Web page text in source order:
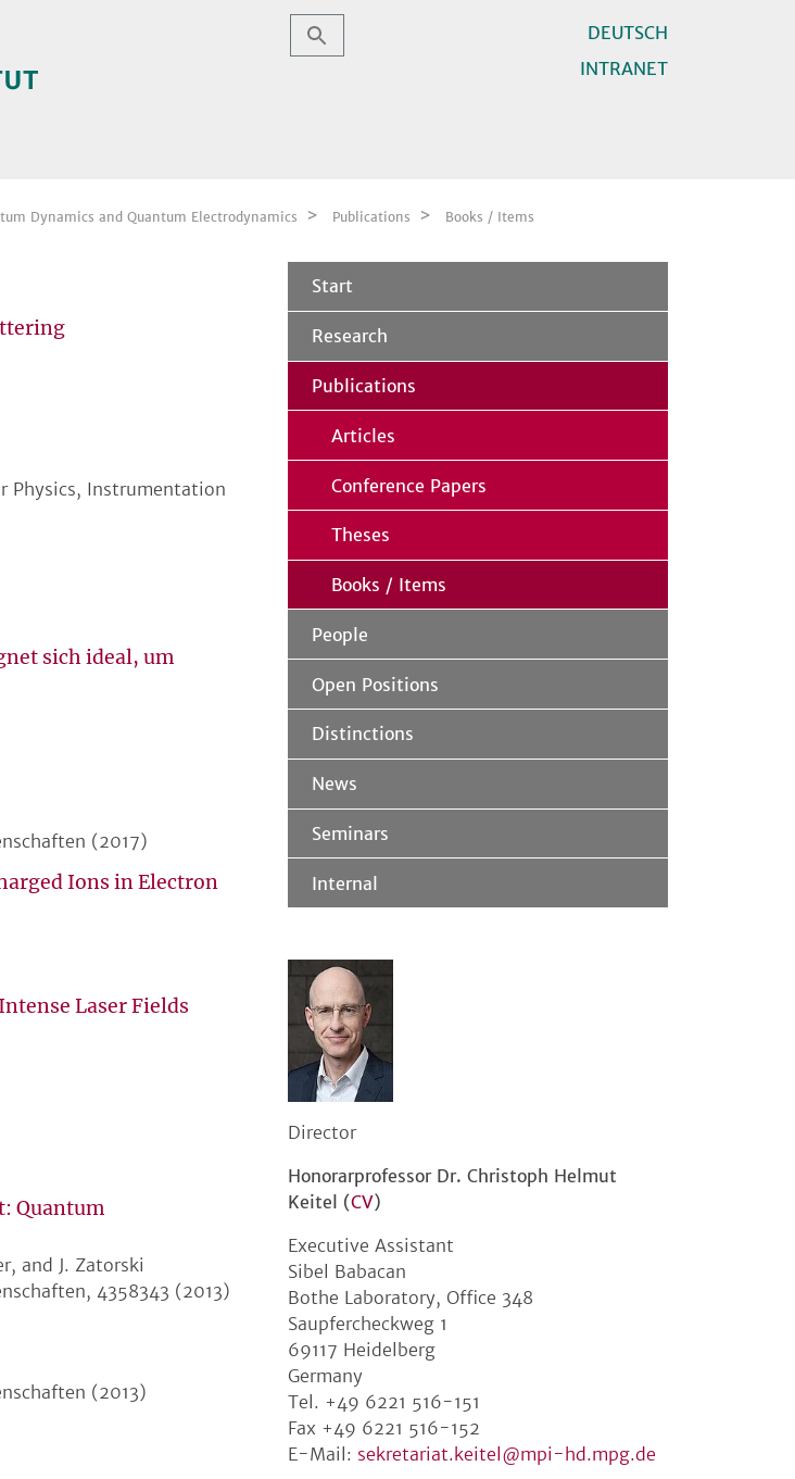
DEUTSCH
INTRANET
Dynamics and Quantum Electrodynamics Publications Books / Items
Physics, Instrumentation
sich ideal, um
(2017)
Ions in Electron
Laser Fields
Quantum
and J. Zatorski
4358343 (2013)
(2013)
Start
Research
Publications
Articles
Conference Papers
Theses
Books / Items
People
Open Positions
Distinctions
News
Seminars
Internal
Director
Honorarprofessor Dr. Christoph Helmut
Keitel (CV)
Executive Assistant
Sibel Babacan
Bothe Laboratory, Office 348
Saupfercheckweg 1
69117 Heidelberg
Germany
Tel. +49 6221 516-151
Fax +49 6221 516-152
E-Mail: sekretariat.keitel@mpi-hd.mpg.de